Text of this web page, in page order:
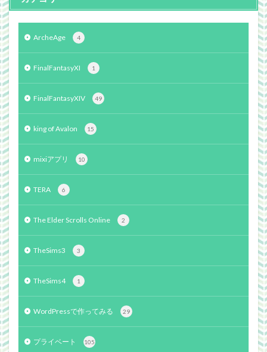
ArcheAge 4
FinalFantasyXI 1
FinalFantasyXIV 49
king of Avalon 15
mixiアプリ 10
TERA 6
The Elder Scrolls Online 2
TheSims3 3
TheSims4 1
WordPressで作ってみる 29
プライベート 105